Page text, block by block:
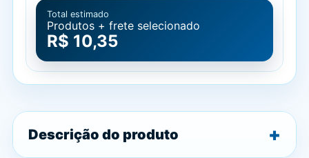
Total estimado
Produtos + frete selecionado
R$ 10,35
Descrição do produto